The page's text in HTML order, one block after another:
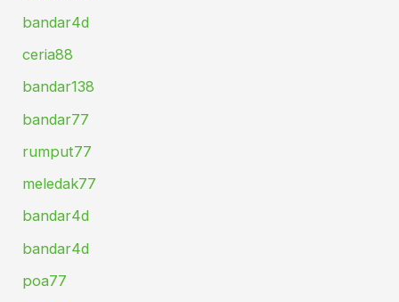
bandar4d
ceria88
bandar138
bandar77
rumput77
meledak77
bandar4d
bandar4d
poa77